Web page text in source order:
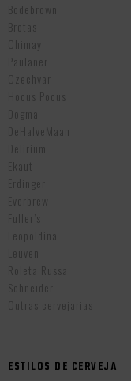
Bodebrown
Brotas
Chimay
Paulaner
Czechvar
Hocus Pocus
Dogma
DeHalveMaan
Delirium
Ekaut
Erdinger
Everbrew
Fuller’s
Leopoldina
Leuven
Roleta Russa
Schneider
Outras cervejarias
ESTILOS DE CERVEJA